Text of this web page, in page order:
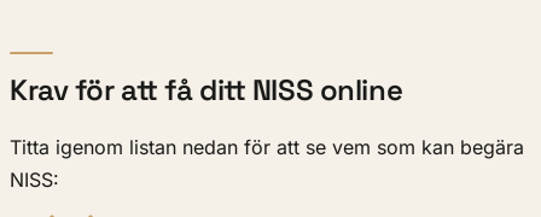
Krav för att få ditt NISS online
Titta igenom listan nedan för att se vem som kan begära
NISS: